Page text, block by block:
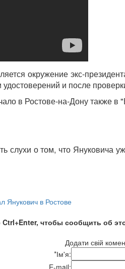
окружение экс-
и после
в Ростове-на-Дону также в
слухи о том, что Януковича
Янукович в Ростове
чтобы сообщить об
Додати свій
*Ім'я:
E-mail: